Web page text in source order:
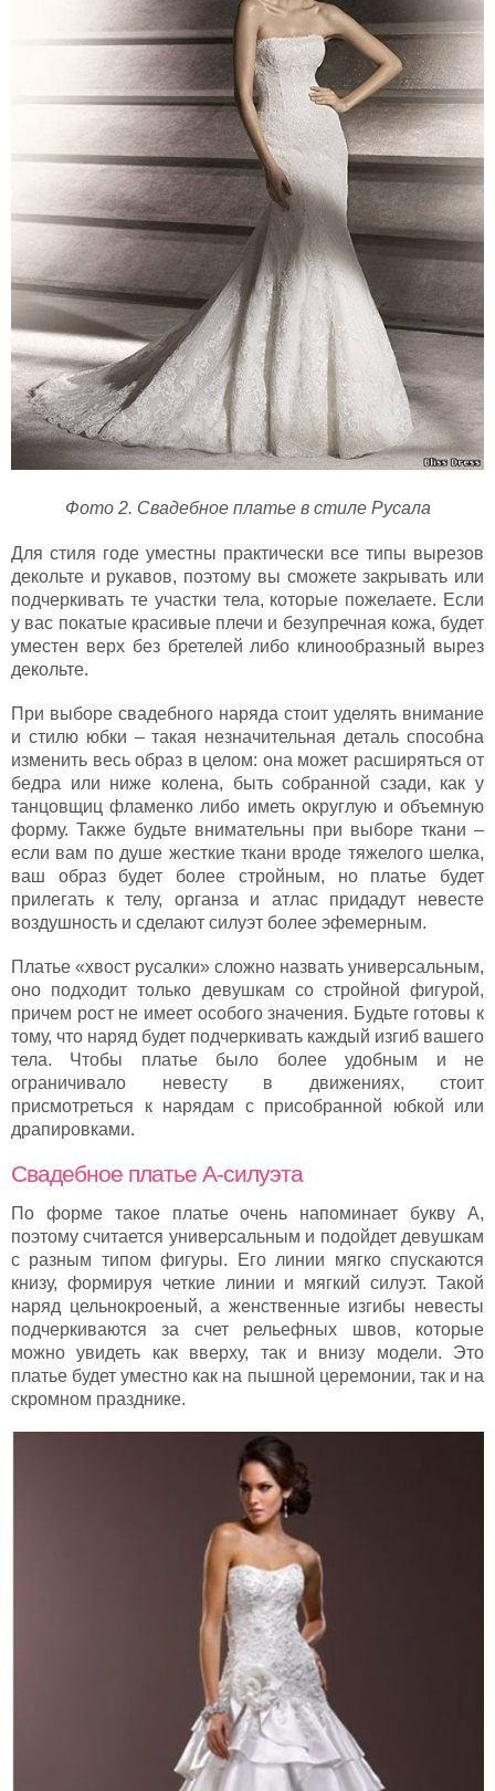
Фото 2. Свадебное платье в стиле Русала
Для стиля годе уместны практически все типы вырезов
декольте и рукавов, поэтому вы сможете закрывать или
подчеркивать те участки тела, которые пожелаете. Если
у вас покатые красивые плечи и безупречная кожа, будет
уместен верх без бретелей либо клинообразный вырез
декольте.
При выборе свадебного наряда стоит уделять внимание
и стилю юбки – такая незначительная деталь способна
изменить весь образ в целом: она может расширяться от
бедра или ниже колена, быть собранной сзади, как у
танцовщиц фламенко либо иметь округлую и объемную
форму. Также будьте внимательны при выборе ткани –
если вам по душе жесткие ткани вроде тяжелого шелка,
ваш образ будет более стройным, но платье будет
прилегать к телу, органза и атлас придадут невесте
воздушность и сделают силуэт более эфемерным.
Платье «хвост русалки» сложно назвать универсальным,
оно подходит только девушкам со стройной фигурой,
причем рост не имеет особого значения. Будьте готовы к
тому, что наряд будет подчеркивать каждый изгиб вашего
тела. Чтобы платье было более удобным и не
ограничивало невесту в движениях, стоит
присмотреться к нарядам с присобранной юбкой или
драпировками.
Свадебное платье А-силуэта
По форме такое платье очень напоминает букву А,
поэтому считается универсальным и подойдет девушкам
с разным типом фигуры. Его линии мягко спускаются
книзу, формируя четкие линии и мягкий силуэт. Такой
наряд цельнокроеный, а женственные изгибы невесты
подчеркиваются за счет рельефных швов, которые
можно увидеть как вверху, так и внизу модели. Это
платье будет уместно как на пышной церемонии, так и на
скромном празднике.